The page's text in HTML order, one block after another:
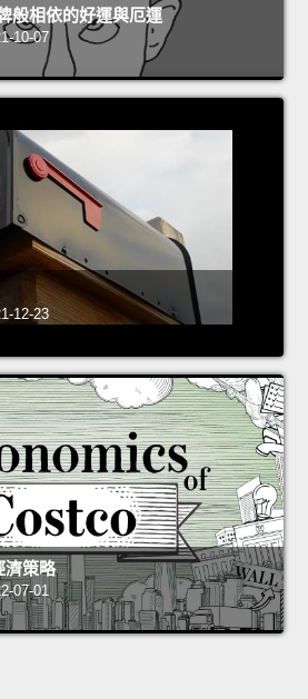
般相依的好運與厄運
10-07
12-23
濟策略
07-01